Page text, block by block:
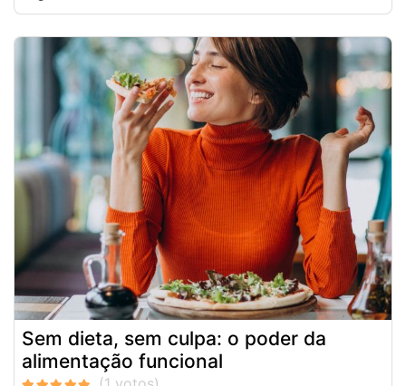
Sem dieta, sem culpa: o poder da
alimentação funcional